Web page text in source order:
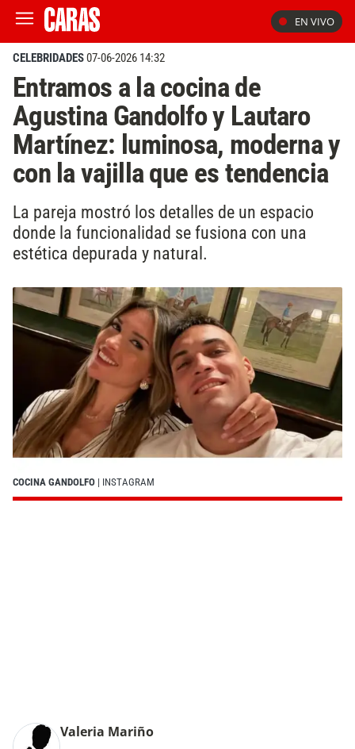
EN VIVO
CELEBRIDADES07-06-2026 14:32
Entramos a la cocina de
Agustina Gandolfo y Lautaro
Martínez: luminosa, moderna y
con la vajilla que es tendencia
La pareja mostró los detalles de un espacio
donde la funcionalidad se fusiona con una
estética depurada y natural.
COCINA GANDOLFO | INSTAGRAM
Valeria Mariño